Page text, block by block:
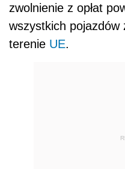
zwolnienie z opłat
wszystkich pojazdów
terenie UE.